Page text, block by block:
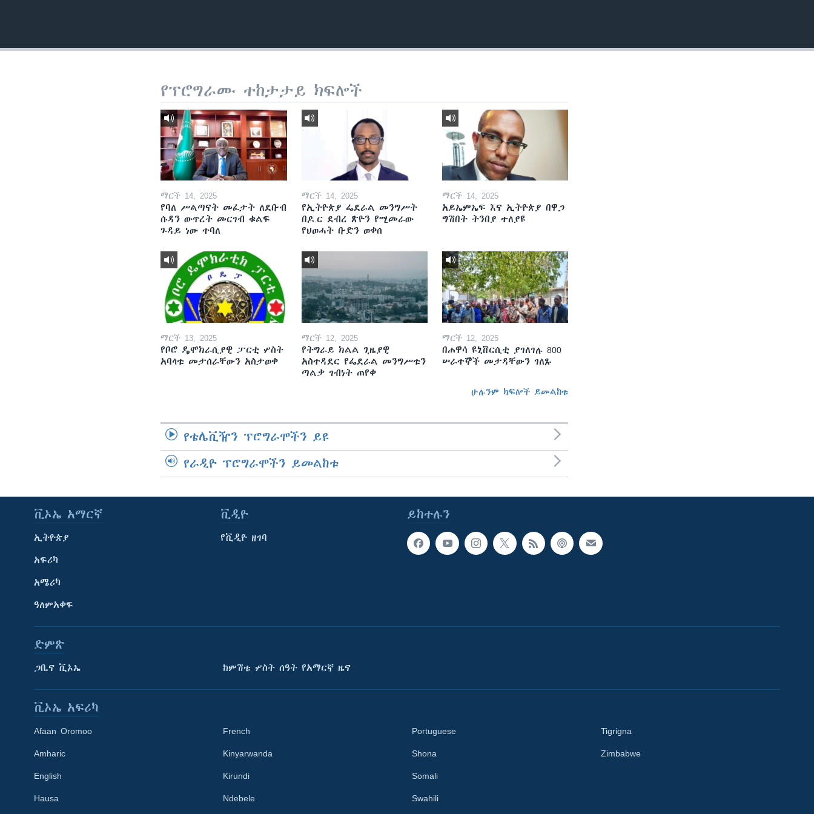
Learning English
የፕሮግራሙ ተከታታይ ክፍሎች
ማርች 14, 2025
የባለ ሥልጣናት መፈታት ለደቡብ
ሱዳን ውጥረት መርገብ ቁልፍ
ጉዳይ ነው ተባለ
ማርች 14, 2025
የኢትዮጵያ ፌደራል መንግሥት
በዶ.ር ደብረ ጽዮን የሚመራው
የህወሓት ቡድን ወቀሰ
ማርች 14, 2025
አይኤምኤፍ እና ኢትዮጵያ በዋጋ
ግሽበት ትንበያ ተለያዩ
ማርች 13, 2025
የቦሮ ዴሞክራሲያዊ ፓርቲ ሦስት
አባላቱ መታሰራቸውን አስታወቀ
ማርች 12, 2025
የትግራይ ክልል ጊዜያዊ
አስተዳደር የፌደራል መንግሥቱን
ጣልቃ ገብነት ጠየቀ
ማርች 12, 2025
በሐዋሳ ዩኒቨርሲቲ ያገለገሉ 800
ሠራተኞች መታዳቸውን ገለጹ
ሁሉንም ክፍሎች ይመልከቱ
የቴሌቪዥን ፕሮግራሞችን ይዩ
የራዲዮ ፕሮግራሞችን ይመልከቱ
ይከተሉን
ቪኦኤ አማርኛ
ኢትዮጵያ
አፍሪካ
አሜሪካ
ዓለምአቀፍ
ቪዲዮ
የቪዲዮ ዘገባ
ድምጽ
ጋቢና ቪኦኤ ከምሽቱ ሦስት ሰዓት የአማርኛ ዜና
ቪኦኤ አፍሪካ
Afaan Oromoo
Amharic
English
Hausa
French
Kinyarwanda
Kirundi
Ndebele
Portuguese
Shona
Somali
Swahili
Tigrigna
Zimbabwe